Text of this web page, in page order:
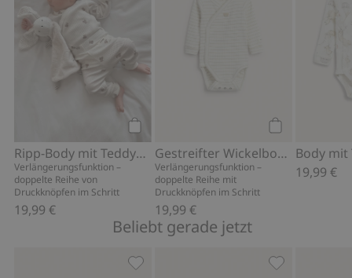
Kaufen
Ripp-Body mit Teddybär-Muster
Verlängerungsfunktion –
doppelte Reihe von
Druckknöpfen im Schritt
19,99 €
Gestreifter Wickelbody mit Stickerei
Verlängerungsfunktion –
doppelte Reihe mit
Druckknöpfen im Schritt
19,99 €
Body
19,99 €
Beliebt gerade jetzt